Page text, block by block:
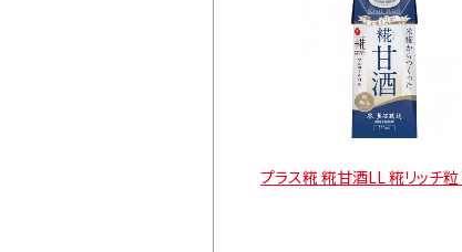
プラス糀 糀甘酒LL 糀リッチ